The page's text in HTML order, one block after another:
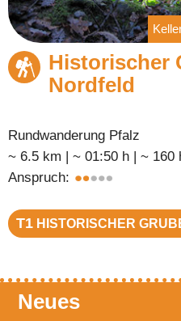
Historischer
Nordfeld
Rundwanderung Pfalz
~ 6.5 km | ~ 01:50 h | ~ 160
Anspruch:
T1 HISTORISCHER
Neues